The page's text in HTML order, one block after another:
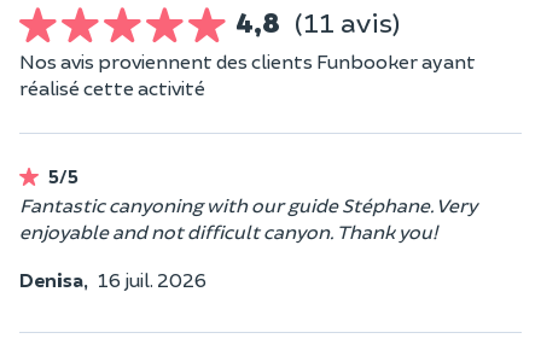
4,8 (11 avis)
Nos avis proviennent des clients Funbooker ayant
réalisé cette activité
5/5
Fantastic canyoning with our guide Stéphane. Very
enjoyable and not difficult canyon. Thank you!
Denisa, 16 juil. 2026